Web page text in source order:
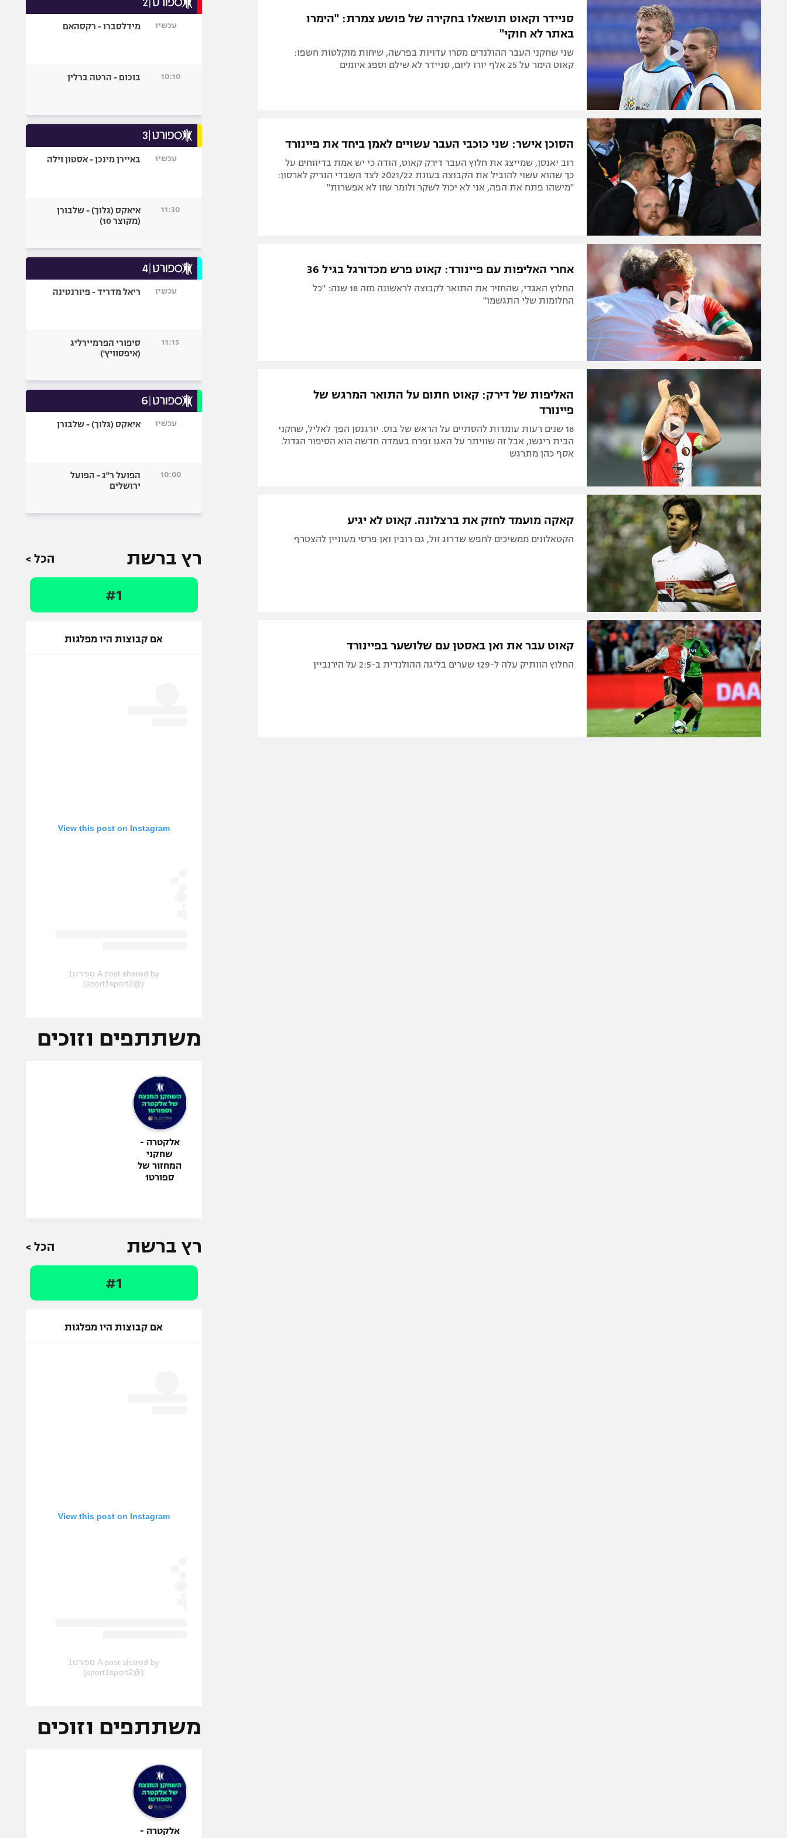
תקנון משתתפים וזוכים בפרסים
תקנון עבור פעילות אלקטרה
תקנון עבור פעילות ספורט 1 – "מרלן"
טניס
גיימינג E-Sports
תנאי שימוש
מדיניות פרטיות
תקנון פעילות ספורט 1
רשיון להקרנה פומבית לבית עסק
הצטרפות לחבילת הערוצים
לוח דרושים – ג'ובנט
תגיות
המגזין
הפועל חיפה
הפועל באר שבע
מכבי נתניה
ספורט מוטורי
בייסבול MLB
גיימינג E-Sports
סניידר וקאוט תושאלו בחקירה של פושע צמרת: "הימרו
באתר לא חוקי"
שני שחקני העבר ההולנדים מסרו עדויות בפרשה, שיחות מוקלטות חשפו:
קאוט הימר על 25 אלף יורו ליום, סניידר לא שילם וספג איומים
הסוכן אישר: שני כוכבי העבר עשויים לאמן ביחד את פיינורד
רוב יאנסן, שמייצג את חלוץ העבר דירק קאוט, הודה כי יש אמת בדיווחים על
כך שהוא עשוי להוביל את הקבוצה בעונת 2021/22 לצד השבדי הנריק לארסון:
"מישהו פתח את הפה, אני לא יכול לשקר ולומר שזו לא אפשרות"
אחרי האליפות עם פיינורד: קאוט פרש מכדורגל בגיל 36
החלוץ האגדי, שהחזיר את התואר לקבוצה לראשונה מזה 18 שנה: "כל
החלומות שלי התגשמו"
האליפות של דירק: קאוט חתום על התואר המרגש של
פיינורד
18 שנים רעות עומדות להסתיים על הראש של בוס. יורגנסן הפך לאליל, שחקני
הבית ריגשו, אבל זה שוויתר על האגו ופרח בעמדה חדשה הוא הסיפור הגדול.
אסף כהן מתרגש
קאקה מועמד לחזק את ברצלונה. קאוט לא יגיע‎
הקטאלונים ממשיכים לחפש שדרוג זול, גם רובין ואן פרסי מעוניין להצטרף
קאוט עבר את ואן באסטן עם שלושער בפיינורד
החלוץ הוותיק עלה ל-129 שערים בליגה ההולנדית ב-2:5 על הירנביין
עכשיו מידלסברו - רקסהאם
10:10 בוכום - הרטה ברלין
עכשיו באיירן מינכן - אסטון וילה
11:30
איאקס (גלוך) - שלבורן
(מקוצר 10)
עכשיו ריאל מדריד - פיורנטינה
11:15
סיפורי הפרמיירליג
(איפסוויץ')
עכשיו איאקס (גלוך) - שלבורן
10:00
הפועל ר"ג - הפועל
ירושלים
רץ ברשת הכל >
#1
אם קבוצות היו מפלגות
View this post on Instagram
A post shared by ספורט1
(@sport1sport2)
משתתפים וזוכים
אלקטרה -
שחקני
המחזור של
ספורט1
רץ ברשת הכל >
#1
אם קבוצות היו מפלגות
View this post on Instagram
A post shared by ספורט1
(@sport1sport2)
משתתפים וזוכים
אלקטרה -